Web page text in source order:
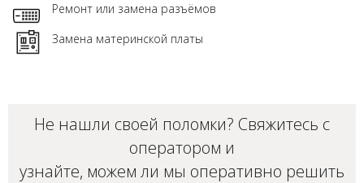
Ремонт или замена разъёмов
Замена материнской платы
Не нашли своей поломки? Свяжитесь с
оператором и
узнайте, можем ли мы оперативно решить